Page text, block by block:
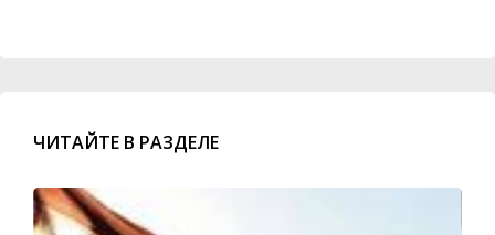
ЧИТАЙТЕ В РАЗДЕЛЕ